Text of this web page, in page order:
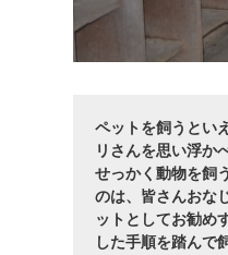
ペットを飼うとい
リさんを思い浮か
せっかく動物を飼
のは、皆さんおな
ットとしてお勧め
した手順を踏んで